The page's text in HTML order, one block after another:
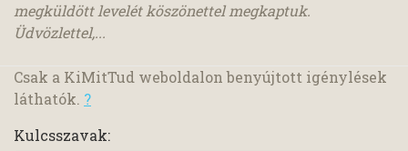
megküldött levelét köszönettel megkaptuk.
Üdvözlettel,...
Csak a KiMitTud weboldalon benyújtott igénylések
láthatók. ?
Kulcsszavak: